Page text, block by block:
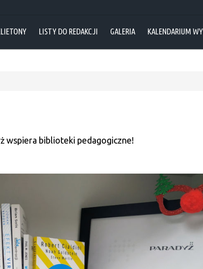
LISTY DO REDAKCJI GALERIA KALENDARIUM
wspiera biblioteki pedagogiczne!